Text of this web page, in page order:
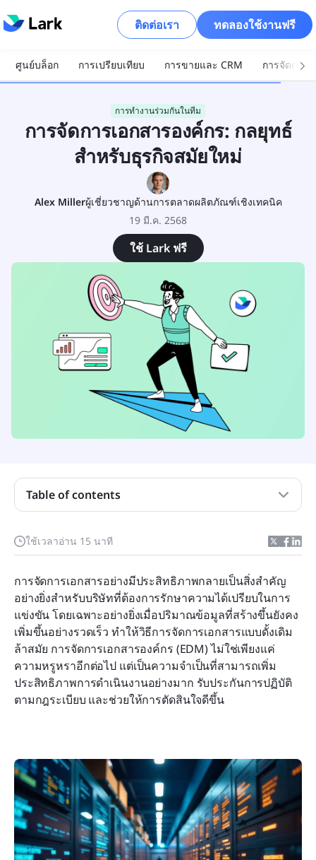
ติดต่อเรา ทดลองใช้งานฟรี
ศูนย์บล็อก การเปรียบเทียบ การขายและ CRM การจัดการ
การทำงานร่วมกันในทีม
การจัดการเอกสารองค์กร: กลยุทธ์
สำหรับธุรกิจสมัยใหม่
Alex Millerผู้เชี่ยวชาญด้านการตลาดผลิตภัณฑ์เชิงเทคนิค
19 มี.ค. 2568
ใช้ Lark ฟรี
ใช้เวลาอ่าน 15 นาที
การจัดการเอกสารอย่างมีประสิทธิภาพกลายเป็นสิ่งสำคัญ
อย่างยิ่งสำหรับบริษัทที่ต้องการรักษาความได้เปรียบในการ
แข่งขัน โดยเฉพาะอย่างยิ่งเมื่อปริมาณข้อมูลที่สร้างขึ้นยังคง
เพิ่มขึ้นอย่างรวดเร็ว ทำให้วิธีการจัดการเอกสารแบบดั้งเดิม
ล้าสมัย การจัดการเอกสารองค์กร (EDM) ไม่ใช่เพียงแค่
ความหรูหราอีกต่อไป แต่เป็นความจำเป็นที่สามารถเพิ่ม
ประสิทธิภาพการดำเนินงานอย่างมาก รับประกันการปฏิบัติ
ตามกฎระเบียบ และช่วยให้การตัดสินใจดีขึ้น
Table of contents
วิวัฒนาการของการจัดการเอกสารองค์กร
การจัดการเอกสารองค์กร: ขั้นตอนสำคัญสู่ความ
สำเร็จ
การเลือกระบบจัดการเอกสารองค์กรที่เหมาะสม: การ
ตัดสินใจอย่างมีข้อมูล
การนำระบบจัดการเอกสารองค์กรไปใช้กับ Lark
กลยุทธ์ในการเอาชนะความท้าทายทั่วไปในการ
จัดการเอกสารขององค์กร
การใช้การจัดการเอกสารเพื่อการเปลี่ยนแปลงสู่ดิจิทัล
บทสรุป